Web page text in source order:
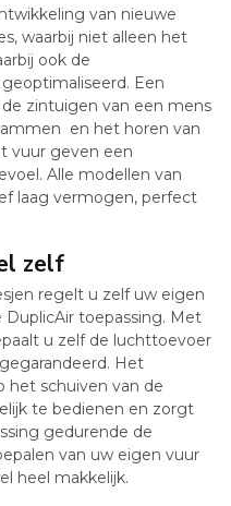
van nieuwe
waarbij niet alleen het
ook de
Een
zintuigen van een mens
en het horen van
vuur geven een
Alle modellen van
laag vermogen, perfect
zelf
regelt u zelf uw eigen
toepassing. Met
u zelf de luchttoevoer
Het
het schuiven van de
te bedienen en zorgt
gedurende de
van uw eigen vuur
heel makkelijk.